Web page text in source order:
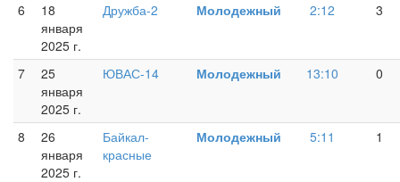
6
18
января
2025 г.
Дружба-2 Молодежный 2:12 3
7
25
января
2025 г.
ЮВАС-14 Молодежный 13:10 0
8
26
января
2025 г.
Байкал-
красные
Молодежный 5:11 1